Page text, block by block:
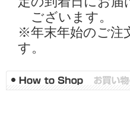
ございます。
※年末年始のご注
す。